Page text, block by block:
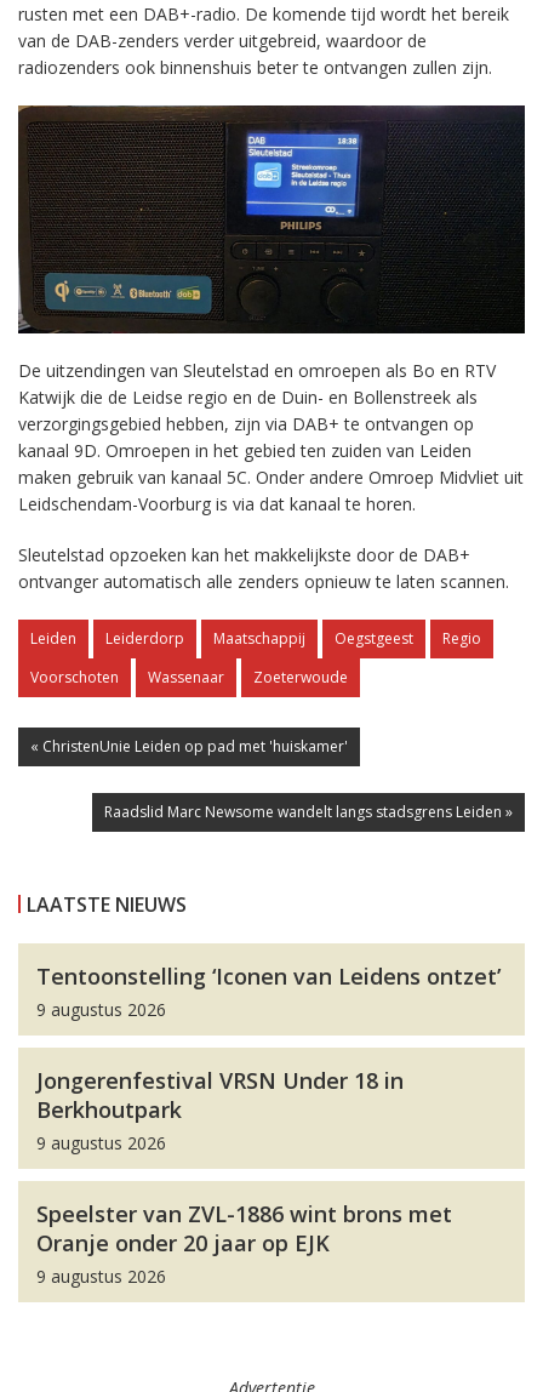
rusten met een DAB+-radio. De komende tijd wordt het bereik
van de DAB-zenders verder uitgebreid, waardoor de
radiozenders ook binnenshuis beter te ontvangen zullen zijn.
De uitzendingen van Sleutelstad en omroepen als Bo en RTV
Katwijk die de Leidse regio en de Duin- en Bollenstreek als
verzorgingsgebied hebben, zijn via DAB+ te ontvangen op
kanaal 9D. Omroepen in het gebied ten zuiden van Leiden
maken gebruik van kanaal 5C. Onder andere Omroep Midvliet uit
Leidschendam-Voorburg is via dat kanaal te horen.
Sleutelstad opzoeken kan het makkelijkste door de DAB+
ontvanger automatisch alle zenders opnieuw te laten scannen.
Leiden Leiderdorp Maatschappij Oegstgeest
Regio
Voorschoten
Wassenaar Zoeterwoude
« ChristenUnie Leiden op pad met 'huiskamer'
Raadslid Marc Newsome wandelt langs stadsgrens Leiden »
LAATSTE NIEUWS
Tentoonstelling ‘Iconen van Leidens ontzet’
9 augustus 2026
Jongerenfestival VRSN Under 18 in
Berkhoutpark
9 augustus 2026
Speelster van ZVL-1886 wint brons met
Oranje onder 20 jaar op EJK
9 augustus 2026